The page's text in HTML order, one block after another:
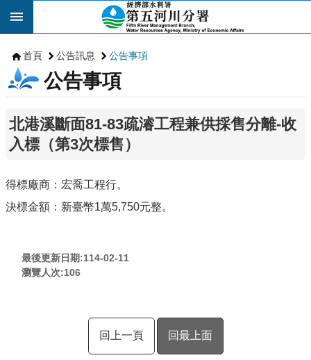
跳到主要內容區塊
首頁 公告訊息 公告事項
公告事項
北港溪斷面81-83疏濬工程兼供採售分離-收
入標（第3次標售）
得標廠商：宏喬工程行。
決標金額：新臺幣1萬5,750元整。
最後更新日期:114-02-11
瀏覽人次:106
回上一頁 回最上面